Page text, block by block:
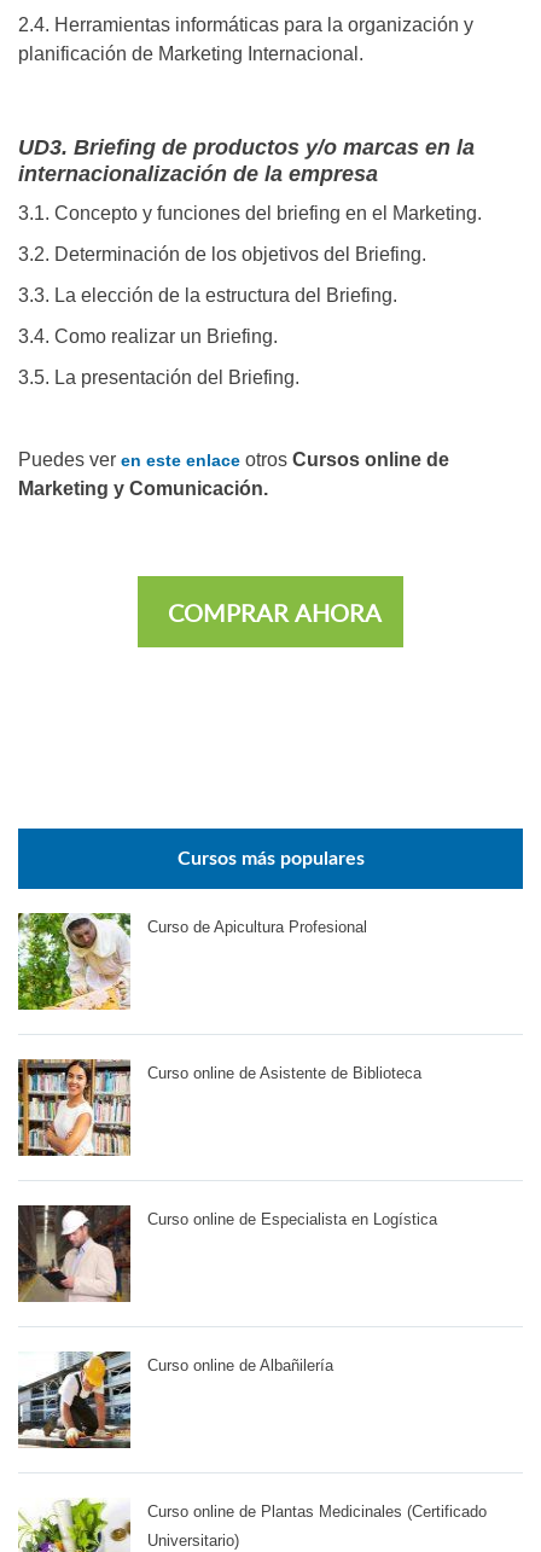
2.4. Herramientas informáticas para la organización y
planificación de Marketing Internacional.
UD3. Briefing de productos y/o marcas en la
internacionalización de la empresa
3.1. Concepto y funciones del briefing en el Marketing.
3.2. Determinación de los objetivos del Briefing.
3.3. La elección de la estructura del Briefing.
3.4. Como realizar un Briefing.
3.5. La presentación del Briefing.
Puedes ver en este enlace otros Cursos online de
Marketing y Comunicación.
COMPRAR AHORA
Cursos más populares
Curso de Apicultura Profesional
Curso online de Asistente de Biblioteca
Curso online de Especialista en Logística
Curso online de Albañilería
Curso online de Plantas Medicinales (Certificado
Universitario)